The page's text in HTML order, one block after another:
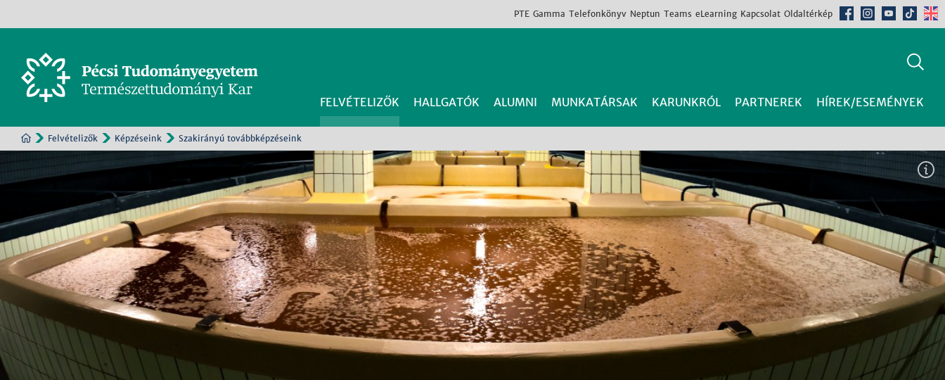
PTE Gamma Telefonkönyv Neptun Teams eLearning Kapcsolat Oldaltérkép
FELVÉTELIZŐK HALLGATÓK ALUMNI MUNKATÁRSAK KARUNKRÓL PARTNEREK HÍREK/ESEMÉNYEK
Felvételizők Képzéseink Szakirányú továbbképzéseink